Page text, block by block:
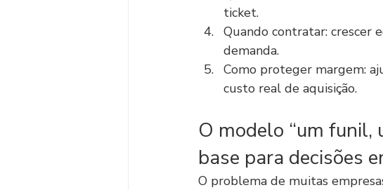
ticket.
Quando contratar: crescer
demanda.
Como proteger margem:
custo real de aquisição.
O modelo “um funil,
base para decisões
O problema de muitas